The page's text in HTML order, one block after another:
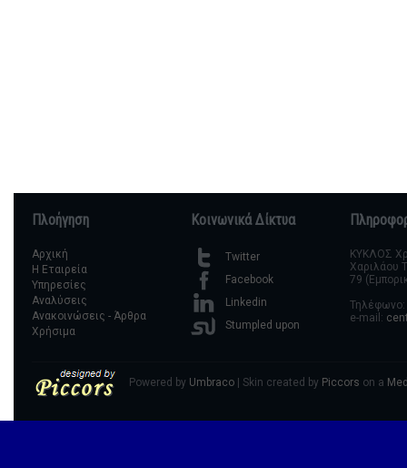
Πλοήγηση
Αρχική
Η Εταιρεία
Υπηρεσίες
Αναλύσεις
Ανακοινώσεις - Άρθρα
Χρήσιμα
Κοινωνικά Δίκτυα
Twitter
Facebook
Linkedin
Stumpled upon
ΚΥΚΛΟΣ
Χαριλάου
79
Τηλέφωνο:
e-mail:
Powered by Umbraco | Skin created by Piccors on a